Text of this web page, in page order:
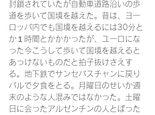
封鎖されていたが自動車道路沿いの歩
道を歩いて国境を越えた。昔は、ヨー
ロッパ内でも国境を越えるには30分と
か１時間とかかかったが、ユーロにな
った今こうして歩いて国境を越えると
あっけないものだと拍子抜けさえす
る。地下鉄でサンセバスチャンに戻り
バルで夕食をとる。月曜日のせいか週
末のような人混みではなかった。土曜
日に会ったアルゼンチンの人とばった